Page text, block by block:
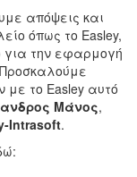
απόψεις και
όπως το Easley,
την εφαρμογή
με το Easley αυτό
Μάνος,
Intrasoft.